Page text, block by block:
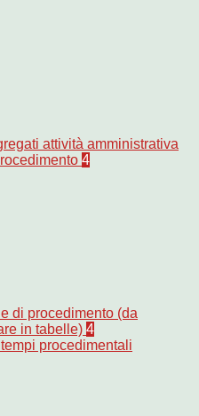
attività amministrativa
4
di procedimento (da
in tabelle) 4
procedimentali